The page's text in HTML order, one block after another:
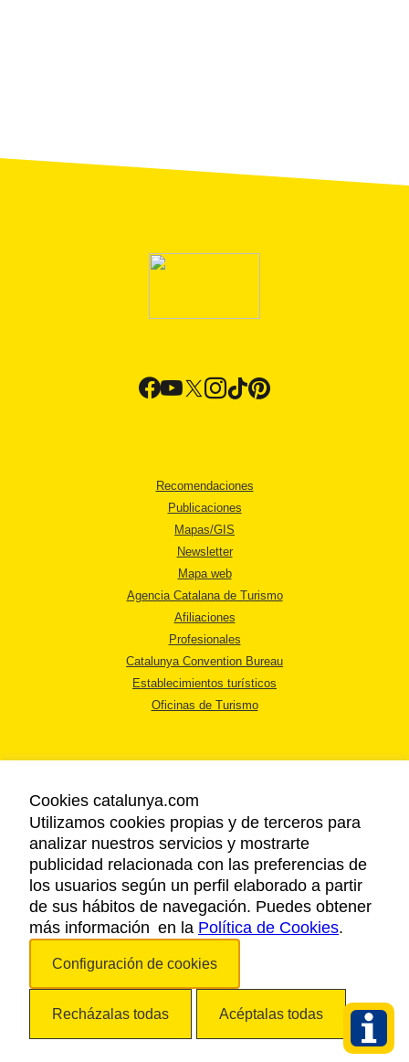
Recomendaciones
Publicaciones
Mapas/GIS
Newsletter
Mapa web
Agencia Catalana de Turismo
Afiliaciones
Profesionales
Catalunya Convention Bureau
Establecimientos turísticos
Oficinas de Turismo
AVISO LEGAL
POLÍTICA DE PRIVACIDAD
COOKIES
ACCESSIBILIDAD
Copyright © 2026. Agencia Catalana de Turismo. Todos los derechos
Cookies catalunya.com
Utilizamos cookies propias y de terceros para
analizar nuestros servicios y mostrarte
publicidad relacionada con las preferencias de
los usuarios según un perfil elaborado a partir
de sus hábitos de navegación. Puedes obtener
más información en la Política de Cookies.
Configuración de cookies
Recházalas todas Acéptalas todas